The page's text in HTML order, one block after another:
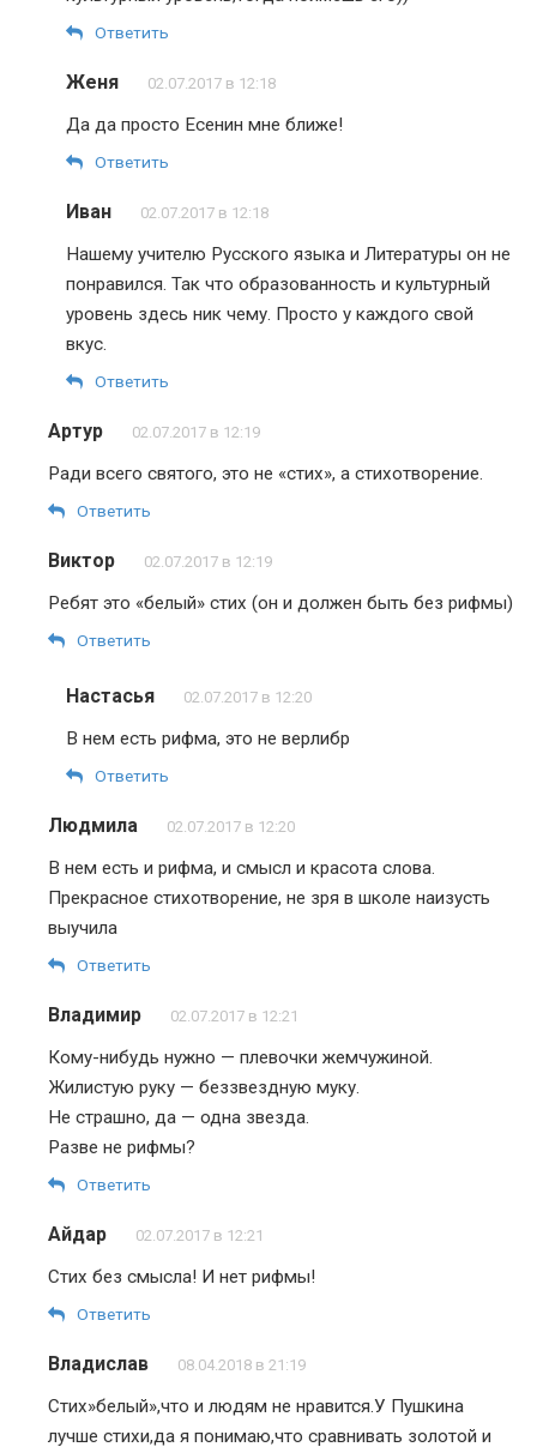
Ответить
Женя 02.07.2017 в 12:18
Да да просто Есенин мне ближе!
Ответить
Иван 02.07.2017 в 12:18
Нашему учителю Русского языка и Литературы он не
понравился. Так что образованность и культурный
уровень здесь ник чему. Просто у каждого свой
вкус.
Ответить
Артур 02.07.2017 в 12:19
Ради всего святого, это не «стих», а стихотворение.
Ответить
Виктор 02.07.2017 в 12:19
Ребят это «белый» стих (он и должен быть без рифмы)
Ответить
Настасья 02.07.2017 в 12:20
В нем есть рифма, это не верлибр
Ответить
Людмила 02.07.2017 в 12:20
В нем есть и рифма, и смысл и красота слова.
Прекрасное стихотворение, не зря в школе наизусть
выучила
Ответить
Владимир 02.07.2017 в 12:21
Кому-нибудь нужно — плевочки жемчужиной.
Жилистую руку — беззвездную муку.
Не страшно, да — одна звезда.
Разве не рифмы?
Ответить
Айдар 02.07.2017 в 12:21
Стих без смысла! И нет рифмы!
Ответить
Владислав 08.04.2018 в 21:19
Стих»белый»,что и людям не нравится.У Пушкина
лучше стихи,да я понимаю,что сравнивать золотой и